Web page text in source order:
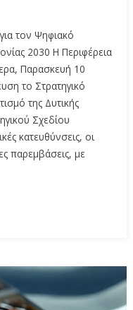
τον Ψηφιακό
2030 Η Περιφέρεια
Παρασκευή 10
το Στρατηγικό
της Δυτικής
Σχεδίου
κατευθύνσεις, οι
παρεμβάσεις, με